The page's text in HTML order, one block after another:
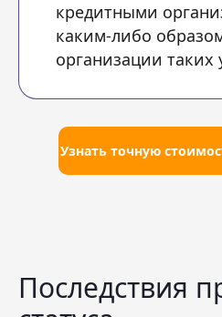
кредитными
каким-либо
организации
Узнать точную
Последствия